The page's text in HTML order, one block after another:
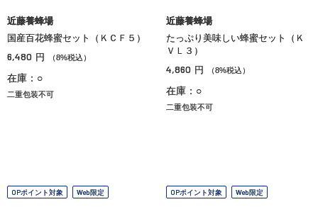
近藤養蜂場
国産百花蜂蜜セット（ＫＣＦ５）
6,480 円 （8%税込）
在庫：○
二重包装不可
近藤養蜂場
たっぷり美味しい蜂蜜セット（Ｋ
ＶＬ３）
4,860 円 （8%税込）
在庫：○
二重包装不可
OPポイント対象 Web限定 OPポイント対象 Web限定